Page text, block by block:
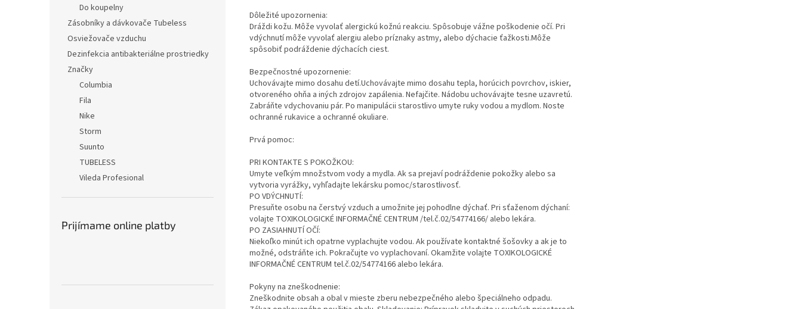
Do koupelny
Zásobníky a dávkovače Tubeless
Osviežovače vzduchu
Dezinfekcia antibakteriálne prostriedky
Značky
Columbia
Fila
Nike
Storm
Suunto
TUBELESS
Vileda Profesional
Prijímame online platby
Dôležité upozornenia:
Dráždi kožu. Môže vyvolať alergickú kožnú reakciu. Spôsobuje vážne poškodenie očí. Pri
vdýchnutí môže vyvolať alergiu alebo príznaky astmy, alebo dýchacie ťažkosti.Môže
spôsobiť podráždenie dýchacích ciest.
Bezpečnostné upozornenie:
Uchovávajte mimo dosahu detí.Uchovávajte mimo dosahu tepla, horúcich povrchov, iskier,
otvoreného ohňa a iných zdrojov zapálenia. Nefajčite. Nádobu uchovávajte tesne uzavretú.
Zabráňte vdychovaniu pár. Po manipulácii starostlivo umyte ruky vodou a mydlom. Noste
ochranné rukavice a ochranné okuliare.
Prvá pomoc:
PRI KONTAKTE S POKOŽKOU:
Umyte veľkým množstvom vody a mydla. Ak sa prejaví podráždenie pokožky alebo sa
vytvoria vyrážky, vyhľadajte lekársku pomoc/starostlivosť.
PO VDÝCHNUTÍ:
Presuňte osobu na čerstvý vzduch a umožnite jej pohodlne dýchať. Pri sťaženom dýchaní:
volajte TOXIKOLOGICKÉ INFORMAČNÉ CENTRUM /tel.č.02/54774166/ alebo lekára.
PO ZASIAHNUTÍ OČÍ:
Niekoľko minút ich opatrne vyplachujte vodou. Ak používate kontaktné šošovky a ak je to
možné, odstráňte ich. Pokračujte vo vyplachovaní. Okamžite volajte TOXIKOLOGICKÉ
INFORMAČNÉ CENTRUM tel.č.02/54774166 alebo lekára.
Pokyny na zneškodnenie:
Zneškodnite obsah a obal v mieste zberu nebezpečného alebo špeciálneho odpadu.